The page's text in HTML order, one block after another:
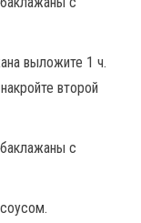
выложите 1 ч.
второй